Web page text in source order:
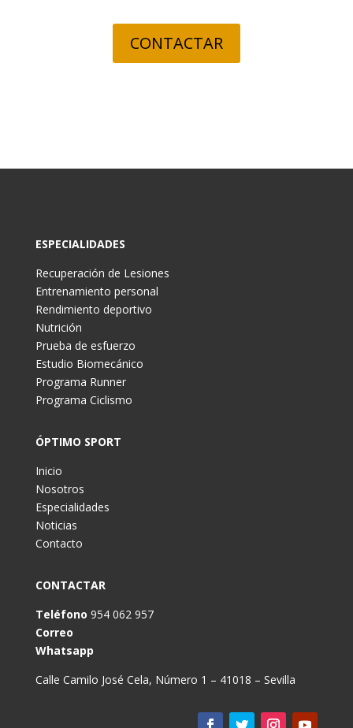
CONTACTAR
ESPECIALIDADES
Recuperación de Lesiones
Entrenamiento personal
Rendimiento deportivo
Nutrición
Prueba de esfuerzo
Estudio Biomecánico
Programa Runner
Programa Ciclismo
ÓPTIMO SPORT
Inicio
Nosotros
Especialidades
Noticias
Contacto
CONTACTAR
Teléfono 954 062 957
Correo
Whatsapp
Calle Camilo José Cela, Número 1 – 41018 – Sevilla